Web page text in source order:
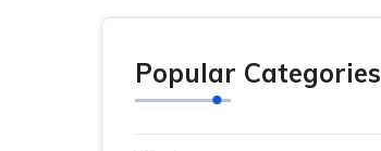
Popular Categories